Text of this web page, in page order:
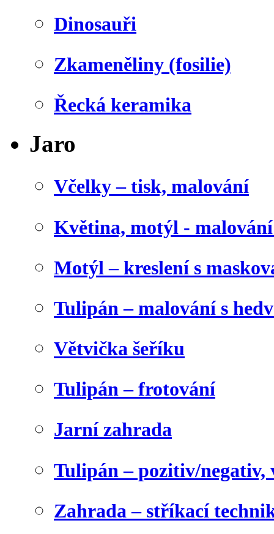
Dinosauři
Zkameněliny (fosilie)
Řecká keramika
Jaro
Včelky – tisk, malování
Květina, motýl -
Motýl – kreslení s
Tulipán – malování s
Větvička šeříku
Tulipán – frotování
Jarní zahrada
Tulipán – pozitiv/negativ,
Zahrada – stříkací